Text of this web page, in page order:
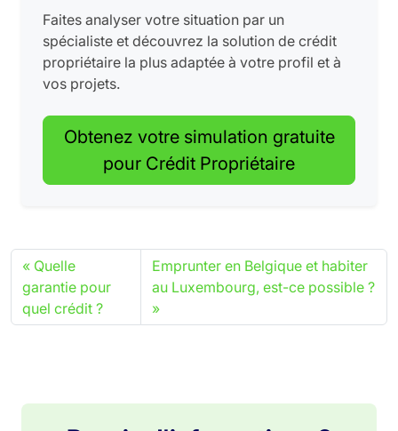
Faites analyser votre situation par un
spécialiste et découvrez la solution de crédit
propriétaire la plus adaptée à votre profil et à
vos projets.
Obtenez votre simulation gratuite
pour Crédit Propriétaire
Quelle
garantie pour
quel crédit ?
Emprunter en Belgique et habiter
au Luxembourg, est-ce possible ?